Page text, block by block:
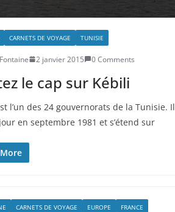
CARNETS DE VOYAGE TUNISIE
2 janvier 2015 0 Comments
le cap sur Kébili
l’un des 24 gouvernorats de la Tunisie. Il
en septembre 1981 et s’étend sur
CARNETS DE VOYAGE EUROPE FRANCE